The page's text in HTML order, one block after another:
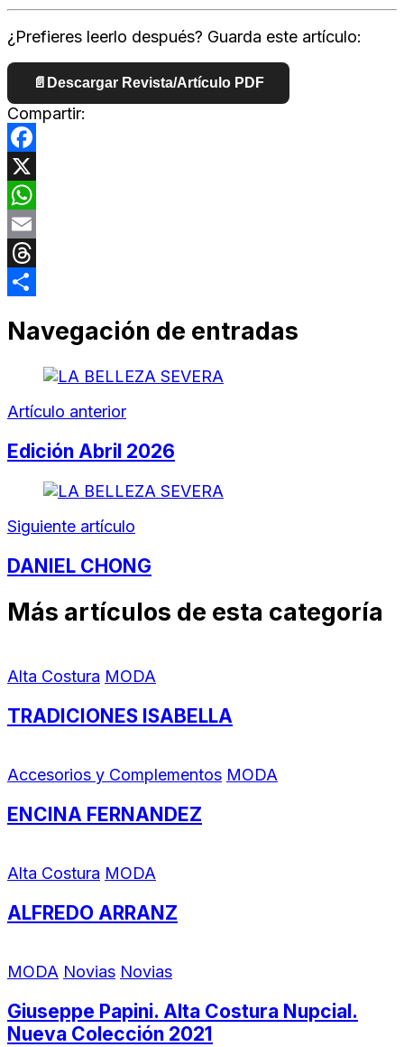
¿Prefieres leerlo después? Guarda este artículo:
📄 Descargar Revista/Artículo PDF
Compartir:
Facebook
X
WhatsApp
Email
Threads
Navegación de entradas
Artículo anterior
Edición Abril 2026
Siguiente artículo
DANIEL CHONG
Más artículos de esta categoría
Alta Costura MODA
TRADICIONES ISABELLA
Accesorios y Complementos MODA
ENCINA FERNANDEZ
Alta Costura MODA
ALFREDO ARRANZ
MODA Novias Novias
Giuseppe Papini. Alta Costura Nupcial.
Nueva Colección 2021